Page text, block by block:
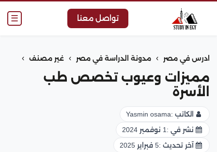
☰ تواصل معنا
ادرس في مصر › مدونة الدراسة في مصر › غير مصنف ›
مميزات وعيوب تخصص طب
الأسرة
الكاتب :Yasmin osama
نشر في : 1 نوفمبر 2024
آخر تحديث :5 فبراير 2025